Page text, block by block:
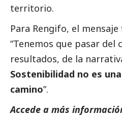
territorio.
Para Rengifo, el
“Tenemos que pasar del
resultados, de la
Sostenibilidad no es
camino”.
Accede a más